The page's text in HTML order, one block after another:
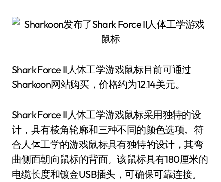
Shark Force II人体工学游戏鼠标目前可通过
Sharkoon网站购买，价格约为12.14美元。
Shark Force II人体工学游戏鼠标采用独特的设
计，具有棱角轮廓和三种不同的颜色选项。符
合人体工学的游戏鼠标具有独特的设计，其弯
曲侧面朝向鼠标的背面。该鼠标具有180厘米的
电缆长度和镀金USB插头，可确保可靠连接。